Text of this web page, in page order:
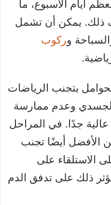
أيام الأسبوع، ما
ذلك. يمكن أن تشمل
وركوب
بتجنب الرياضات
وعدم ممارسة
جدًا. في المراحل
الأفضل أيضًا تجنب
الاستلقاء على
ذلك على تدفق الدم